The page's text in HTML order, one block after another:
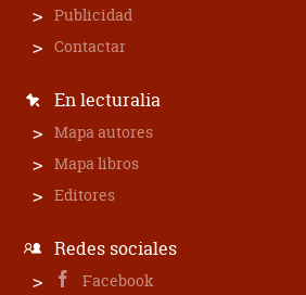
Publicidad
Contactar
En lecturalia
Mapa autores
Mapa libros
Editores
Redes sociales
Facebook